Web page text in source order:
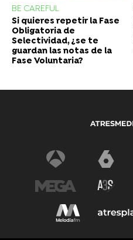
BE CAREFUL
Si quieres repetir la Fase
Obligatoria de
Selectividad, ¿se te
guardan las notas de la
Fase Voluntaria?